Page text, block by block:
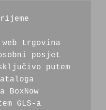
trgovina
posjet
putem
BoxNow
GLS-a